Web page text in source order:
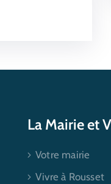
La Mairie et
Votre mairie
Vivre à Rousset